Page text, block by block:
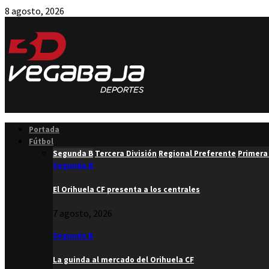
8 agosto, 2026
Portada
Fútbol
Segunda B Tercera División Regional Preferente
Segunda B
El Orihuela CF presenta a los centrales
7 agosto, 2026
Segunda B
La guinda al mercado del Orihuela CF